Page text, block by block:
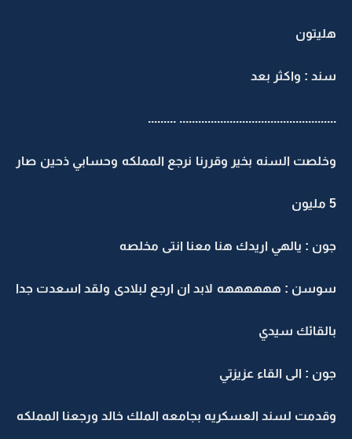
هليتون
سند : واكثر بعد
.................................................. .........
وخلصت السنه بخير وقررنا نرجع المملكه وحسابي ذحين صار
5 مليون
جون : يالهي اريدك هنا معنا انتى مخلصه
سوسن : ههههههه لابد ان ارجع لبلادى ولقد اسعدت جدا
بالقائك سيدي
جون : الى القاء عزيزتي
وقدمت لسند العسكريه بجامعه الملك خالد ورجعنا المملكه